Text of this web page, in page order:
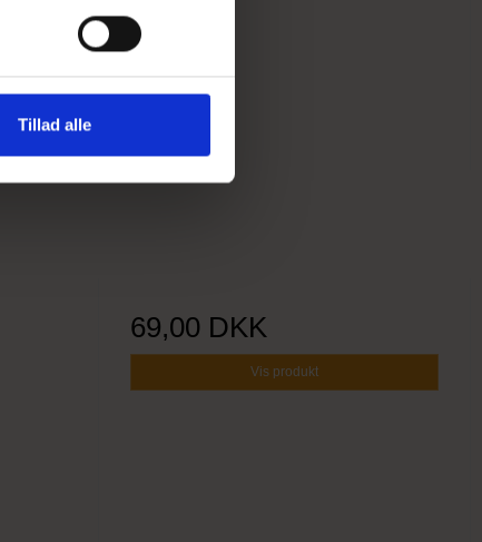
Tillad alle
69,00 DKK
Vis produkt